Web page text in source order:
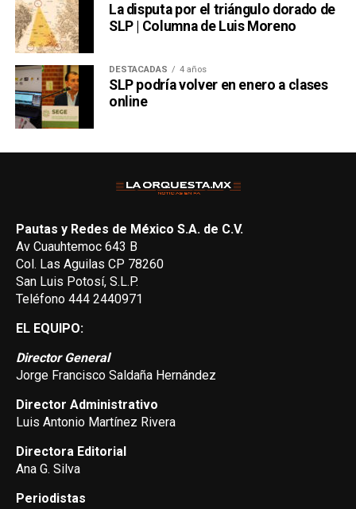
La disputa por el triángulo dorado de
SLP | Columna de Luis Moreno
DESTACADAS 4 años
SLP podría volver en enero a clases
online
Pautas y Redes de México S.A. de C.V.
Av Cuauhtemoc 643 B
Col. Las Aguilas CP 78260
San Luis Potosí, S.L.P.
Teléfono 444 2440971
EL EQUIPO:
Director General
Jorge Francisco Saldaña Hernández
Director Administrativo
Luis Antonio Martínez Rivera
Directora Editorial
Ana G. Silva
Periodistas